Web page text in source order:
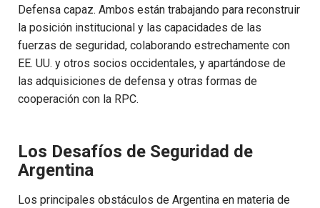
Defensa capaz. Ambos están trabajando para reconstruir
la posición institucional y las capacidades de las
fuerzas de seguridad, colaborando estrechamente con
EE. UU. y otros socios occidentales, y apartándose de
las adquisiciones de defensa y otras formas de
cooperación con la RPC.
Los Desafíos de Seguridad de
Argentina
Los principales obstáculos de Argentina en materia de